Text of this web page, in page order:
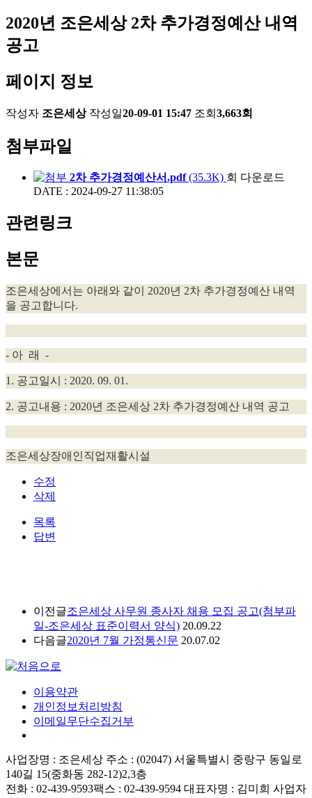
2020년 조은세상 2차 추가경정예산 내역
공고
페이지 정보
작성자 조은세상 작성일20-09-01 15:47 조회 3,663회
첨부파일
2차 추가경정예산서.pdf(35.3K) 회 다운로드
DATE : 2024-09-27 11:38:05
관련링크
본문
조은세상에서는 아래와 같이 2020년 2차 추가경정예산 내역
을 공고합니다.
- 아 래 -
1. 공고일시 : 2020. 09. 01.
2. 공고내용 : 2020년 조은세상 2차 추가경정예산 내역 공고
조은세상장애인직업재활시설
수정
삭제
목록
답변
이전글조은세상 사무원 종사자 채용 모집 공고(첨부파
일-조은세상 표준이력서 양식) 20.09.22
다음글2020년 7월 가정통신문 20.07.02
이용약관
개인정보처리방침
이메일무단수집거부
사업장명 : 조은세상 주소 : (02047) 서울특별시 중랑구 동일로
140길 15(중화동 282-12)2,3층
전화 : 02-439-9593팩스 : 02-439-9594 대표자명 : 김미희 사업자